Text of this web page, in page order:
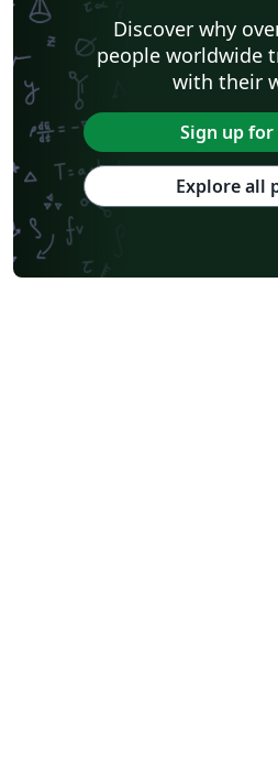
Discover why
people worldwide
with their
Sign up
Explore all